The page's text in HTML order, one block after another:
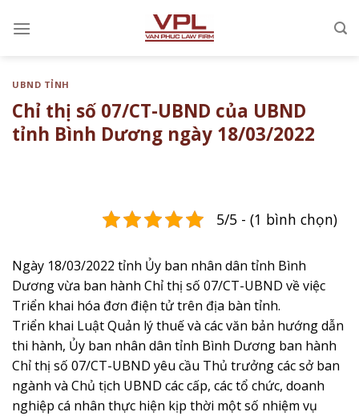
đến
UBND TỈNH
Chỉ thị số 07/CT-UBND của UBND
tỉnh Bình Dương ngày 18/03/2022
5/5 - (1 bình chọn)
Ngày 18/03/2022 tỉnh Ủy ban nhân dân tỉnh Bình
Dương vừa ban hành Chỉ thị số 07/CT-UBND về việc ​
Triển khai hóa đơn điện tử trên địa bàn tỉnh​.
Triển khai Luật Quản lý thuế và các văn bản hướng dẫn
thi hành, Ủy ban nhân dân tỉnh Bình Dương ban hành
Chỉ thị số 07/CT-UBND yêu cầu Thủ trưởng các sở ban
ngành và Chủ tịch UBND các cấp, các tổ chức, doanh
nghiệp cá nhân thực hiện kịp thời một số nhiệm vụ